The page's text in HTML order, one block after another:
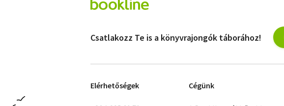
Csatlakozz Te is a könyvrajongók táborához!
Elérhetőségek Cégünk